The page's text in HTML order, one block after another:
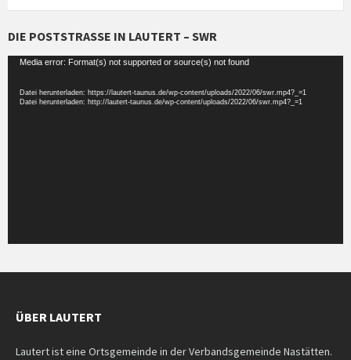
DIE POSTSTRASSE IN LAUTERT – SWR
Video-
Media error: Format(s) not supported or source(s) not found
Datei herunterladen: https://lautert-taunus.de/wp-content/uploads/2022/06/swr.mp4?_=1
Datei herunterladen: http://lautert-taunus.de/wp-content/uploads/2022/06/swr.mp4?_=1
ÜBER LAUTERT
Lautert ist eine Ortsgemeinde in der Verbandsgemeinde Nastätten.